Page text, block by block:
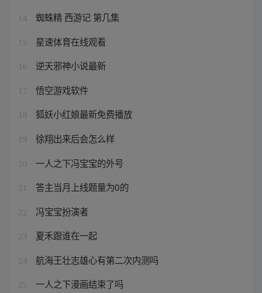
14 蜘蛛精 西游记 第几集
15 星速体育在线观看
16 逆天邪神小说最新
17 悟空游戏软件
18 狐妖小红娘最新免费播放
19 徐翔出来后会怎么样
20 一人之下冯宝宝的外号
21 答主当月上线题量为0的
22 冯宝宝扮演者
23 夏禾跟谁在一起
24 航海王壮志雄心有第二次内测吗
25 一人之下漫画结束了吗